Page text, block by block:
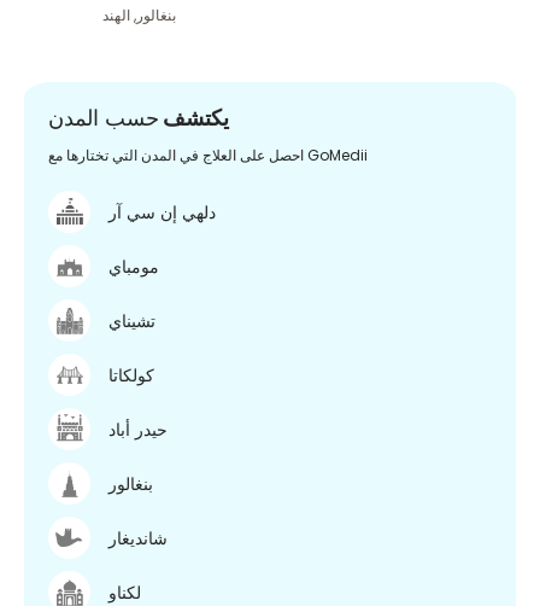
بنغالور,الهند
يكتشف حسب المدن
احصل على العلاج في المدن التي تختارها مع GoMedii
دلهي إن سي آر
مومباي
تشيناي
كولكاتا
حيدر أباد
بنغالور
شانديغار
لكناو